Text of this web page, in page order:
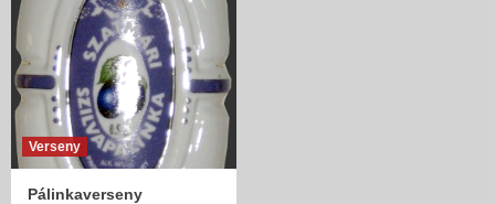
Verseny
Pálinkaverseny